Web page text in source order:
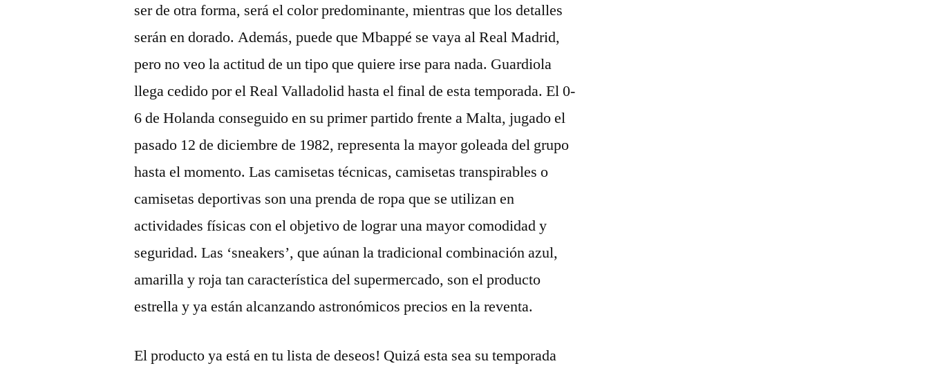
ser de otra forma, será el color predominante, mientras que los detalles
serán en dorado. Además, puede que Mbappé se vaya al Real Madrid,
pero no veo la actitud de un tipo que quiere irse para nada. Guardiola
llega cedido por el Real Valladolid hasta el final de esta temporada. El 0-
6 de Holanda conseguido en su primer partido frente a Malta, jugado el
pasado 12 de diciembre de 1982, representa la mayor goleada del grupo
hasta el momento. Las camisetas técnicas, camisetas transpirables o
camisetas deportivas son una prenda de ropa que se utilizan en
actividades físicas con el objetivo de lograr una mayor comodidad y
seguridad. Las ‘sneakers’, que aúnan la tradicional combinación azul,
amarilla y roja tan característica del supermercado, son el producto
estrella y ya están alcanzando astronómicos precios en la reventa.
El producto ya está en tu lista de deseos! Quizá esta sea su temporada